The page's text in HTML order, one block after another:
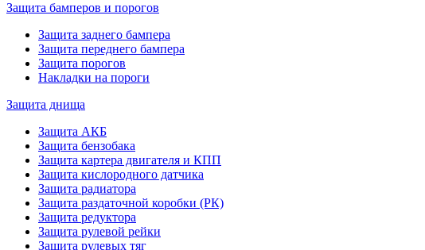
Защита бамперов и порогов
Защита заднего бампера
Защита переднего бампера
Защита порогов
Накладки на пороги
Защита днища
Защита АКБ
Защита бензобака
Защита картера двигателя и КПП
Защита кислородного датчика
Защита радиатора
Защита раздаточной коробки (РК)
Защита редуктора
Защита рулевой рейки
Защита рулевых тяг